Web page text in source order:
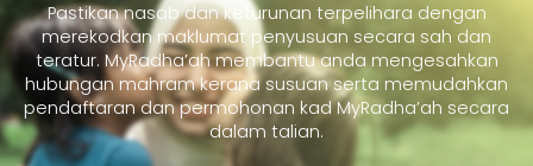
Pastikan nasab dan keturunan terpelihara dengan
merekodkan maklumat penyusuan secara sah dan
teratur. MyRadha’ah membantu anda mengesahkan
hubungan mahram kerana susuan serta memudahkan
pendaftaran dan permohonan kad MyRadha’ah secara
dalam talian.